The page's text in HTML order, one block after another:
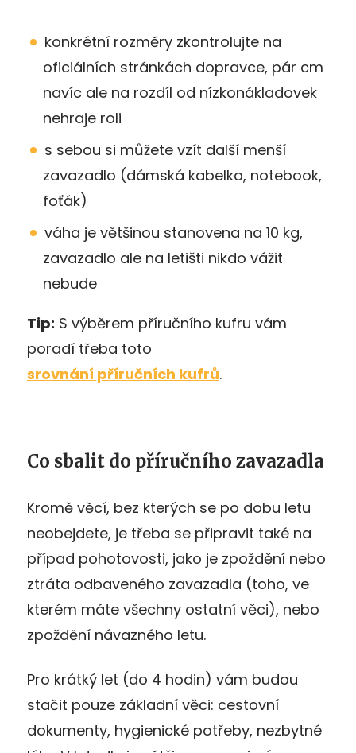
konkrétní rozměry zkontrolujte na
oficiálních stránkách dopravce, pár cm
navíc ale na rozdíl od nízkonákladovek
nehraje roli
s sebou si můžete vzít další menší
zavazadlo (dámská kabelka, notebook,
foťák)
váha je většinou stanovena na 10 kg,
zavazadlo ale na letišti nikdo vážit
nebude
Tip: S výběrem příručního kufru vám
poradí třeba toto
srovnání příručních kufrů.
Co sbalit do příručního zavazadla
Kromě věcí, bez kterých se po dobu letu
neobejdete, je třeba se připravit také na
případ pohotovosti, jako je zpoždění nebo
ztráta odbaveného zavazadla (toho, ve
kterém máte všechny ostatní věci), nebo
zpoždění návazného letu.
Pro krátký let (do 4 hodin) vám budou
stačit pouze základní věci: cestovní
dokumenty, hygienické potřeby, nezbytné